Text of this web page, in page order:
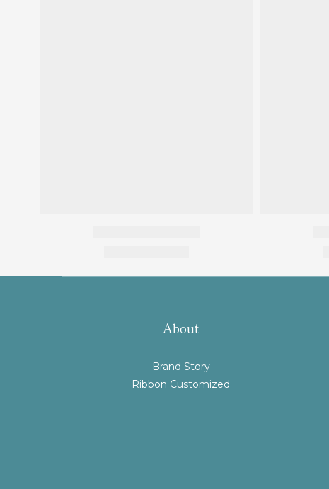
About
Brand Story
Ribbon Customized